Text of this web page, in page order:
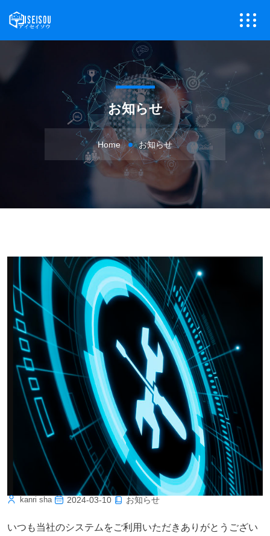
お知らせ
Home お知らせ
サーバーメンテナンスのお知らせ
kanri sha 2024-03-10 お知らせ
いつも当社のシステムをご利用いただきありがとうござい